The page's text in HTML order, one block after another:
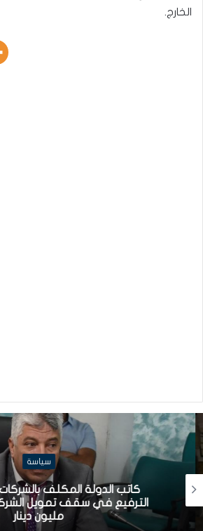
الخارج.
سياسة
كاتب الدولة المكلف بالشركات
الترفيع في سقف تمويل
مليون دينار